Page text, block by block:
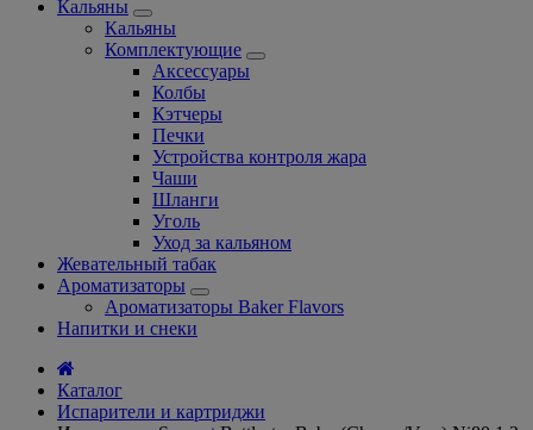
Кальяны
Кальяны
Комплектующие
Аксессуары
Колбы
Кэтчеры
Печки
Устройства контроля жара
Чаши
Шланги
Уголь
Уход за кальяном
Жевательный табак
Ароматизаторы
Ароматизаторы Baker Flavors
Напитки и снеки
Каталог
Испарители и картриджи